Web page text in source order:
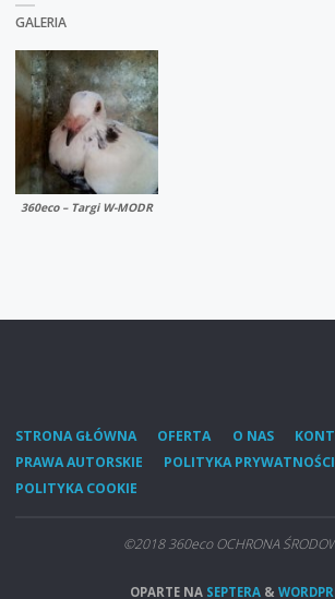
GALERIA
360eco – Targi W-MODR
STRONA GŁÓWNA OFERTA O NAS
PRAWA AUTORSKIE
POLITYKA PRYWATNOŚCI
POLITYKA COOKIE
©2018 360eco OCHRONA
OPARTE NA SEPTERA &